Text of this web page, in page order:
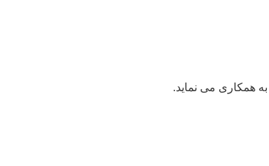
همکاری می نماید.